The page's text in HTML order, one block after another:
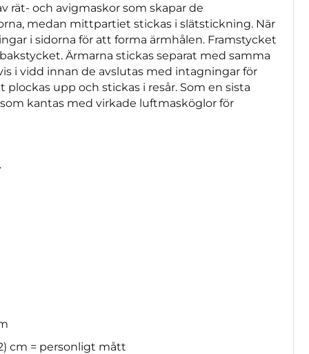
rät- och avigmaskor som skapar de
medan mittpartiet stickas i slätstickning. När
i sidorna för att forma ärmhålen. Framstycket
Ärmarna stickas separat med samma
i vidd innan de avslutas med intagningar för
upp och stickas i resår. Som en sista
kantas med virkade luftmasköglor för
cm = personligt mått